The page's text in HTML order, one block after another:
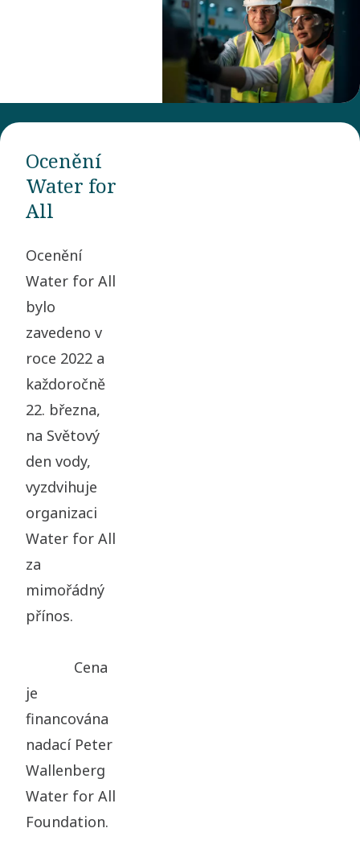
Ocenění
Water for
All
Ocenění
Water for All
bylo
zavedeno v
roce 2022 a
každoročně
22. března,
na Světový
den vody,
vyzdvihuje
organizaci
Water for All
za
mimořádný
přínos.
Cena
je
financována
nadací Peter
Wallenberg
Water for All
Foundation.